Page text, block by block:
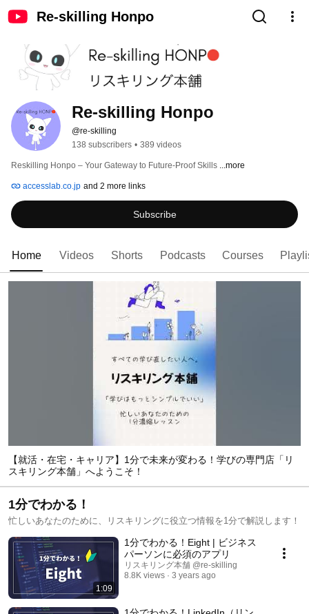
Re-skilling Honpo
Re-skilling Honpo
@re-skilling
138 subscribers • 389 videos
Reskilling Honpo – Your Gateway to Future-Proof Skills ...more
accesslab.co.jp and 2 more links
Subscribe
Home Videos Shorts Podcasts Courses
【就活・在宅・キャリア】1分で未来が変わる！学びの専門店「リ
スキリング本舗」へようこそ！
1分でわかる！
忙しいあなたのために、リスキリングに役立つ情報を1分で解説します！
1:09
1分でわかる！Eight | ビジネス
パーソンに必須のアプリ
リスキリング本舗 @re-skilling
8.8K views
3 years ago